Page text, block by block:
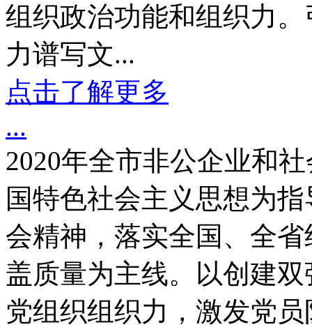
组织政治功能和组织力
力谱写文...
点击了解更多
...
2020年全市非公企业和
国特色社会主义思想为
会精神，落实全国、全
盖质量为主线。以创建
党组织组织力，激发党